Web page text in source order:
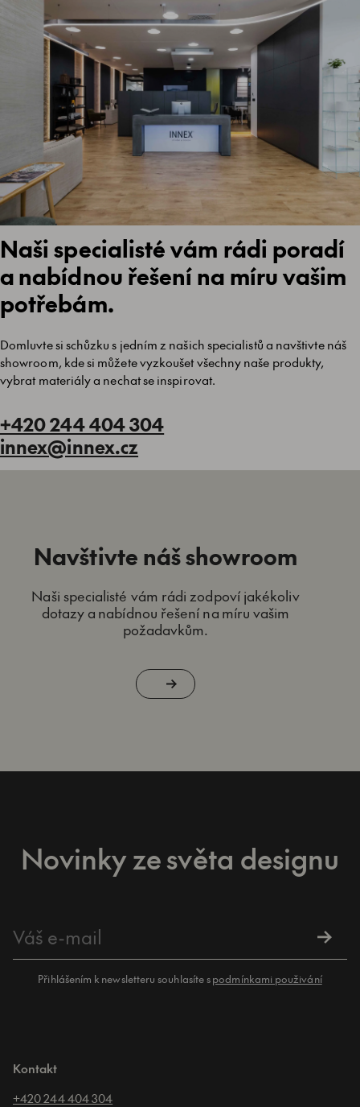
Naši specialisté vám rádi poradí
a nabídnou řešení na míru vašim
potřebám.
Domluvte si schůzku s jedním z našich specialistů a navštivte náš
showroom, kde si můžete vyzkoušet všechny naše produkty,
vybrat materiály a nechat se inspirovat.
+420 244 404 304
innex@innex.cz
Navštivte náš showroom
Naši specialisté vám rádi zodpoví jakékoliv
dotazy a nabídnou řešení na míru vašim
požadavkům.
Novinky ze světa designu
Přihlášením k newsletteru souhlasíte spodmínkami použivání
Kontakt
+420 244 404 304